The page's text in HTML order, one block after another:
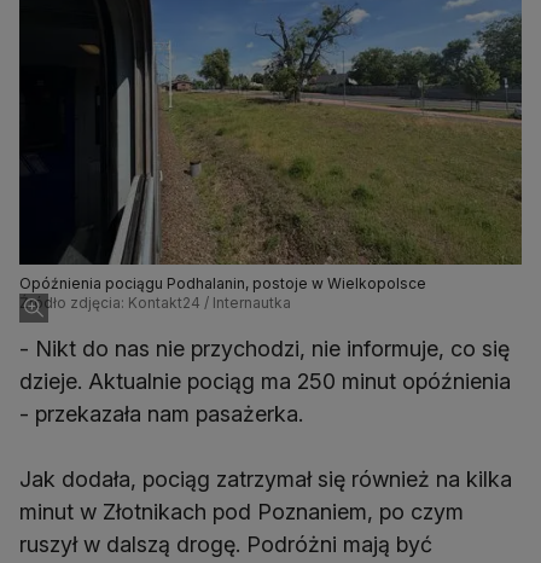
Opóźnienia pociągu Podhalanin, postoje w Wielkopolsce
Źródło zdjęcia: Kontakt24 / Internautka
- Nikt do nas nie przychodzi, nie informuje, co się
dzieje. Aktualnie pociąg ma 250 minut opóźnienia
- przekazała nam pasażerka.
Jak dodała, pociąg zatrzymał się również na kilka
minut w Złotnikach pod Poznaniem, po czym
ruszył w dalszą drogę. Podróżni mają być